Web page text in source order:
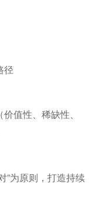
径
值性、稀缺性、
”为原则，打造持续